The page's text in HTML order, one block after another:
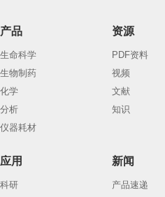
产品
生命科学
生物制药
化学
分析
仪器耗材
资源
PDF资料
视频
文献
知识
应用
科研
新闻
产品速递